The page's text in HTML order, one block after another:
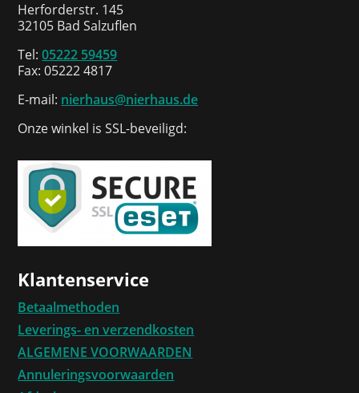
Herforderstr. 145
32105 Bad Salzuflen
Tel:05222 59459
Fax: 05222 4817
E-mail: nierhaus@nierhaus.de
Onze winkel is SSL-beveiligd:
Klantenservice
Betaalmethoden
Leverings- en verzendkosten
ALGEMENE VOORWAARDEN
Annuleringsvoorwaarden